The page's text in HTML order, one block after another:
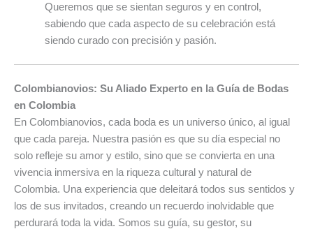
Queremos que se sientan seguros y en control,
sabiendo que cada aspecto de su celebración está
siendo curado con precisión y pasión.
Colombianovios: Su Aliado Experto en la Guía de Bodas
en Colombia
En Colombianovios, cada boda es un universo único, al igual
que cada pareja. Nuestra pasión es que su día especial no
solo refleje su amor y estilo, sino que se convierta en una
vivencia inmersiva en la riqueza cultural y natural de
Colombia. Una experiencia que deleitará todos sus sentidos y
los de sus invitados, creando un recuerdo inolvidable que
perdurará toda la vida. Somos su guía, su gestor, su